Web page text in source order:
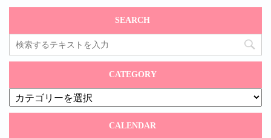
SEARCH
CATEGORY
CATEGORY
CALENDAR